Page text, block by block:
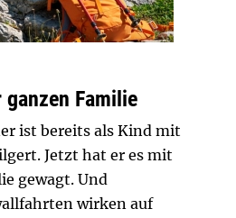
Familie
ist bereits als Kind mit
Jetzt hat er es mit
gewagt. Und
wirken auf